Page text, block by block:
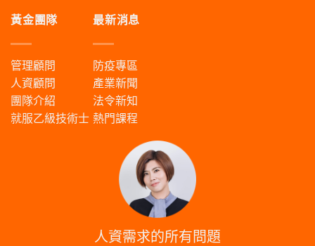
黃金團隊
管理顧問
人資顧問
團隊介紹
就服乙級技術士
最新消息
防疫專區
產業新聞
法令新知
熱門課程
人資需求的所有問題